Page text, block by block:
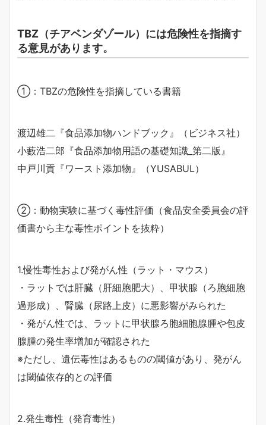
TBZ（チアベンダゾール）には危険性を指摘す
る意見があります。
①：TBZの危険性を指摘している書籍
渡辺雄二『食品添加物ハンドブック』（ビジネス社）
小藪浩二郎『食品添加物用語の基礎知識_第二版』
中戸川貢『ワースト添加物』（YUSABUL）
②：動物実験に基づく毒性評価（食品安全委員会の評
価書から主な毒性ポイントを抜粋）
1.慢性毒性および発がん性（ラット・マウス）
・ラットでは肝臓（肝細胞肥大）、甲状腺（ろ胞細胞
過形成）、腎臓（尿路上皮）に悪影響がみられた
・発がん性では、ラットに甲状腺ろ胞細胞腺腫や包皮
腺腫の発生率増加が確認された
※ただし、遺伝毒性はあるものの閾値があり、発がん
は閾値依存的との評価
2.発生毒性（発育毒性）